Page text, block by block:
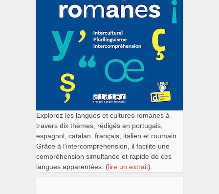
Explorez les langues et cultures romanes à
travers dix thèmes, rédigés en portugais,
espagnol, catalan, français, italien et roumain.
Grâce à l'intercompréhension, il facilite une
compréhension simultanée et rapide de ces
langues apparentées. (lire un extrait).